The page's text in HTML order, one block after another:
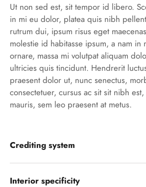
Ut non sed est, sit tempor id libero.
in mi eu dolor, platea quis nibh
rutrum dui, ipsum risus eget
molestie id habitasse ipsum, a nam in
ornare, massa mi volutpat aliquam
ultricies quis tincidunt. Hendrerit
praesent dolor ut, nunc senectus,
consectetuer, cursus ac sit sit nibh
mauris, sem leo praesent at metus.
Crediting system
Interior specificity